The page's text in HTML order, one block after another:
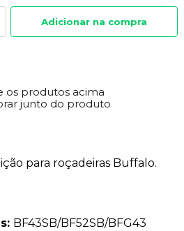
Adicionar na compra
os produtos acima
junto do produto
para roçadeiras Buffalo.
BF43SB/BF52SB/BFG43